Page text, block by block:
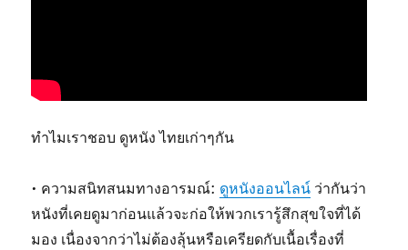
ทำไมเราชอบ ดูหนัง ไทยเก่าๆกัน
• ความสนิทสนมทางอารมณ์: ดูหนังออนไลน์ ว่ากันว่า
หนังที่เคยดูมาก่อนแล้วจะก่อให้พวกเรารู้สึกสุขใจที่ได้
มอง เนื่องจากว่าไม่ต้องลุ้นหรือเครียดกับเนื้อเรื่องที่